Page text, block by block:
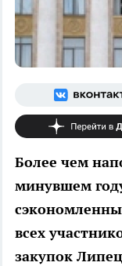
Более чем
минувшем
всех
закупок